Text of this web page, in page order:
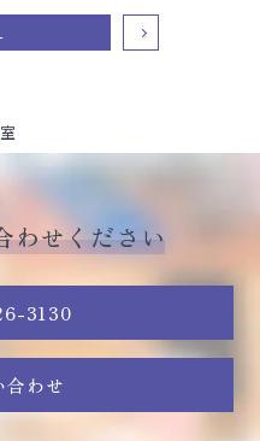
わせください
3130
合わせ